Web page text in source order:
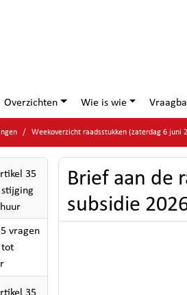
Overzichten Wie is wie
Weekoverzicht raadsstukken (zaterdag 6 juni
35
vragen
tot
Brief aan de
subsidie